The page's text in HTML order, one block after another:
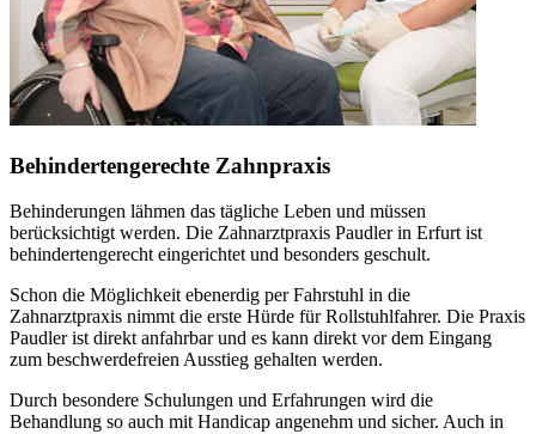
Behindertengerechte Zahnpraxis
Behinderungen lähmen das tägliche Leben und müssen
berücksichtigt werden. Die Zahnarztpraxis Paudler in Erfurt ist
behindertengerecht eingerichtet und besonders geschult.
Schon die Möglichkeit ebenerdig per Fahrstuhl in die
Zahnarztpraxis nimmt die erste Hürde für Rollstuhlfahrer. Die Praxis
Paudler ist direkt anfahrbar und es kann direkt vor dem Eingang
zum beschwerdefreien Ausstieg gehalten werden.
Durch besondere Schulungen und Erfahrungen wird die
Behandlung so auch mit Handicap angenehm und sicher. Auch in